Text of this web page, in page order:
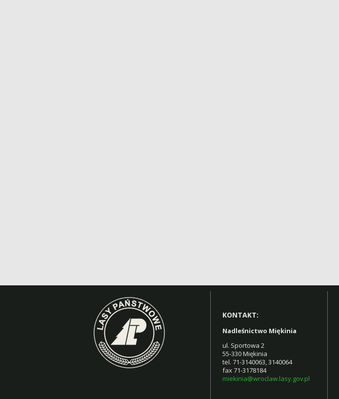
KONTAKT:
Nadleśnictwo Miękinia
ul. Sportowa 2
55-330 Miękinia
tel. 71-3140063, 3140064
fax 71-3178184
miekinia@wroclaw.lasy.gov.pl